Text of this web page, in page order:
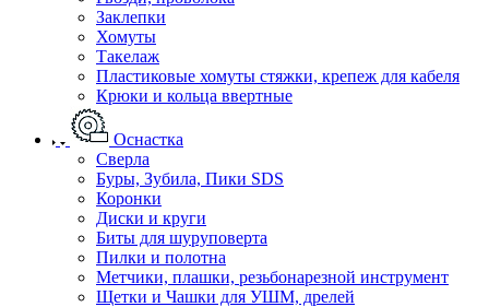
Заклепки
Хомуты
Такелаж
Пластиковые хомуты стяжки, крепеж для кабеля
Крюки и кольца ввертные
Оснастка
Сверла
Буры, Зубила, Пики SDS
Коронки
Диски и круги
Биты для шуруповерта
Пилки и полотна
Метчики, плашки, резьбонарезной инструмент
Щетки и Чашки для УШМ, дрелей